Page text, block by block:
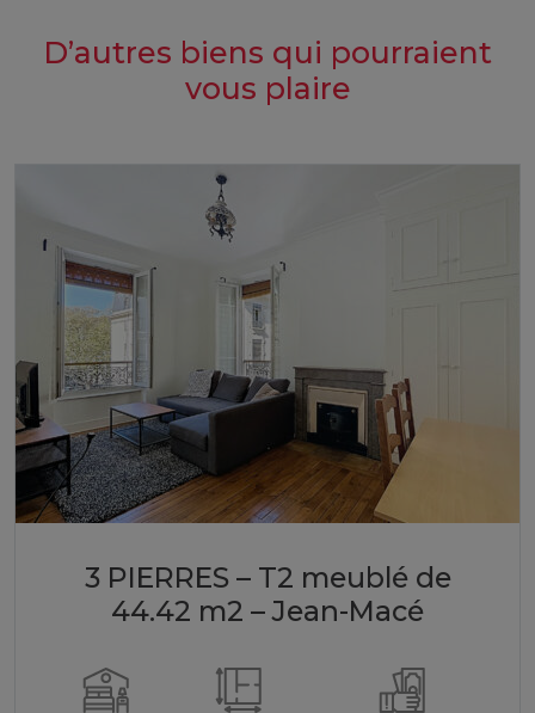
D’autres biens qui pourraient
vous plaire
3 PIERRES – T2 meublé de
44.42 m2 – Jean-Macé